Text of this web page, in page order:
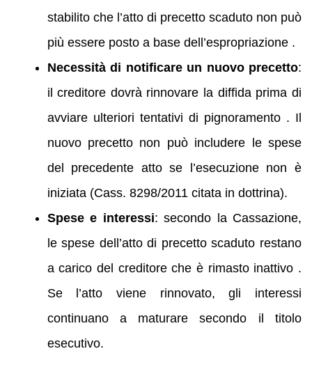
stabilito che l’atto di precetto scaduto non può
più essere posto a base dell’espropriazione .
Necessità di notificare un nuovo precetto:
il creditore dovrà rinnovare la diffida prima di
avviare ulteriori tentativi di pignoramento . Il
nuovo precetto non può includere le spese
del precedente atto se l’esecuzione non è
iniziata (Cass. 8298/2011 citata in dottrina).
Spese e interessi: secondo la Cassazione,
le spese dell’atto di precetto scaduto restano
a carico del creditore che è rimasto inattivo .
Se l’atto viene rinnovato, gli interessi
continuano a maturare secondo il titolo
esecutivo.